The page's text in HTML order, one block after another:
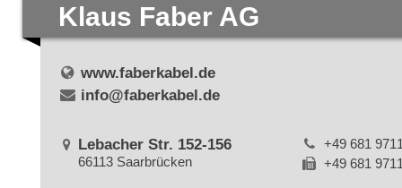
Klaus Faber AG
www.faberkabel.de
info@faberkabel.de
Lebacher Str. 152-156
66113 Saarbrücken
+49 681
+49 681